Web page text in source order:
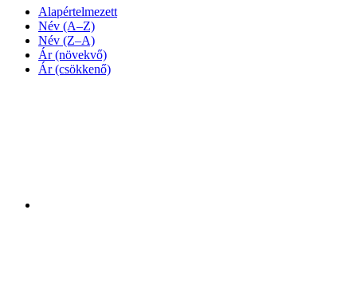
Alapértelmezett
Név (A–Z)
Név (Z–A)
Ár (növekvő)
Ár (csökkenő)